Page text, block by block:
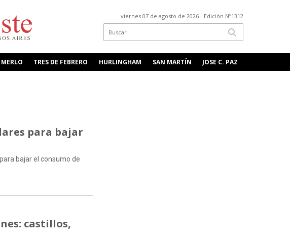
viernes 07 de agosto de 2026 - Edición Nº1312
MERLO TRES DE FEBRERO HURLINGHAM SAN MARTÍN JOSE C. PAZ
para bajar
bajar el consumo de
castillos,